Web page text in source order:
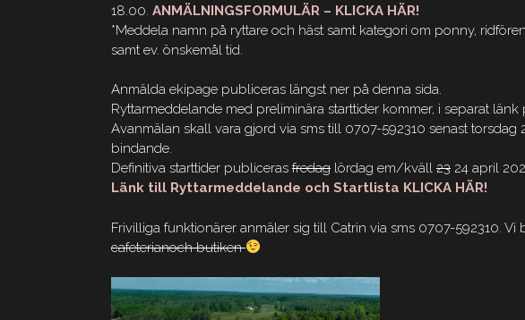
18.00. ANMÄLNINGSFORMULÄR – KLICKA HÄR!
*Meddela namn på ryttare och häst samt kategori om ponny,
samt ev. önskemål tid.
Anmälda ekipage publiceras längst ner på denna sida.
Ryttarmeddelande med preliminära starttider kommer, i separat
Avanmälan skall vara gjord via sms till 0707-592310 senast torsdag
bindande.
Definitiva starttider publiceras fredag lördag em/kväll 23 24 april
Länk till Ryttarmeddelande och Startlista KLICKA HÄR!
Frivilliga funktionärer anmäler sig till Catrin via sms 0707-592310. Vi
cafeterianoch butiken